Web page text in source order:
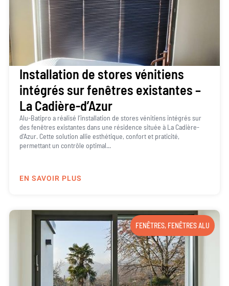
Installation de stores vénitiens
intégrés sur fenêtres existantes –
La Cadière-d’Azur
Alu-Batipro a réalisé l’installation de stores vénitiens intégrés sur
des fenêtres existantes dans une résidence située à La Cadière-
d’Azur. Cette solution allie esthétique, confort et praticité,
permettant un contrôle optimal...
EN SAVOIR PLUS
FENÊTRES, FENÊTRES ALU